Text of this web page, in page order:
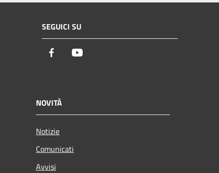
SEGUICI SU
Facebook
NOVITÀ
Notizie
Comunicati
Avvisi